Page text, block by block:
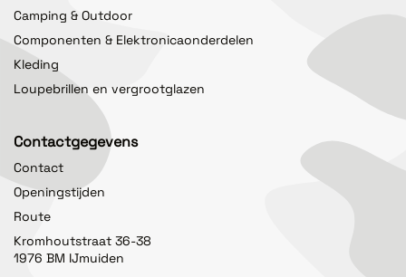
Camping & Outdoor
Componenten & Elektronicaonderdelen
Kleding
Loupebrillen en vergrootglazen
Contactgegevens
Contact
Openingstijden
Route
Kromhoutstraat 36-38
1976 BM IJmuiden